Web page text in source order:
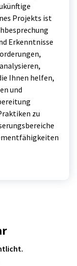
Projekts ist
Erkenntnisse
Ihnen helfen,
und
zu